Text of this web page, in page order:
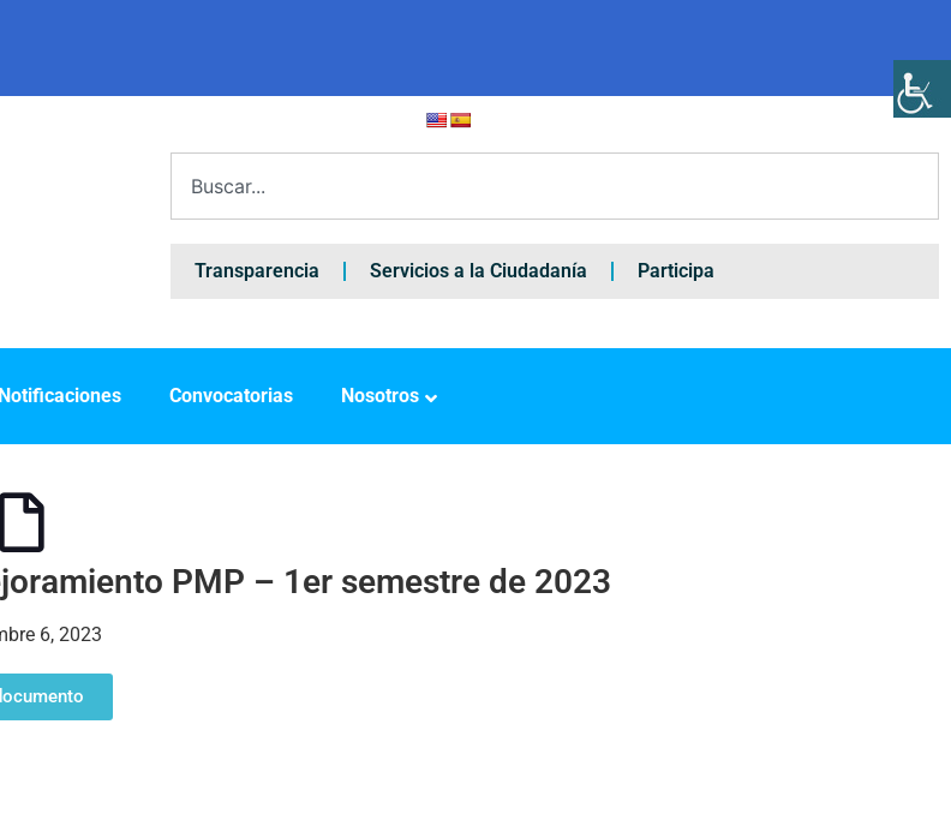
Transparencia Servicios a la Ciudadanía Participa
Notificaciones Convocatorias Nosotros
PMP – 1er semestre de 2023
6, 2023